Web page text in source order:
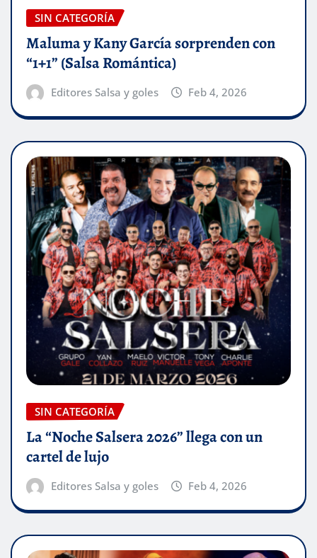
SIN CATEGORÍA
Maluma y Kany García sorprenden con
“1+1” (Salsa Romántica)
Editores Salsa y goles Feb 4, 2026
SIN CATEGORÍA
La “Noche Salsera 2026” llega con un
cartel de lujo
Editores Salsa y goles Feb 4, 2026